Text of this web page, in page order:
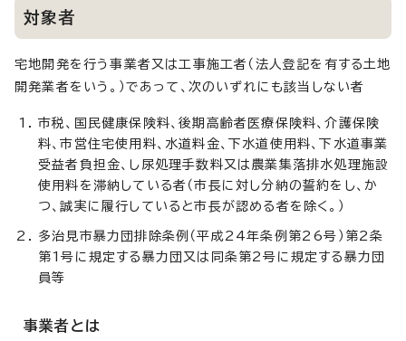
対象者
宅地開発を行う事業者又は工事施工者（法人登記を有する土地
開発業者をいう。）であって、次のいずれにも該当しない者
市税、国民健康保険料、後期高齢者医療保険料、介護保険
料、市営住宅使用料、水道料金、下水道使用料、下水道事業
受益者負担金、し尿処理手数料又は農業集落排水処理施設
使用料を滞納している者（市長に対し分納の誓約をし、か
つ、誠実に履行していると市長が認める者を除く。）
多治見市暴力団排除条例（平成24年条例第26号）第2条
第1号に規定する暴力団又は同条第2号に規定する暴力団
員等
事業者とは